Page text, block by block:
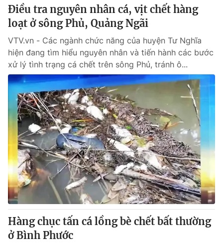
Điều tra nguyên nhân cá, vịt chết hàng
loạt ở sông Phủ, Quảng Ngãi
VTV.vn - Các ngành chức năng của huyện Tư Nghĩa
hiện đang tìm hiểu nguyên nhân và tiến hành các bước
xử lý tình trạng cá chết trên sông Phủ, tránh ô...
Hàng chục tấn cá lồng bè chết bất thường
ở Bình Phước